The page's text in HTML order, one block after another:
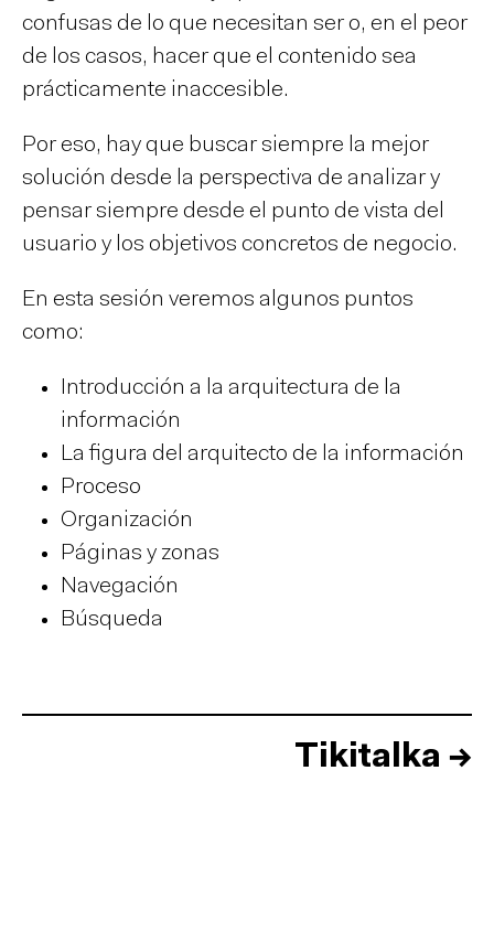
confusas de lo que necesitan ser o, en el peor
de los casos, hacer que el contenido sea
prácticamente inaccesible.
Por eso, hay que buscar siempre la mejor
solución desde la perspectiva de analizar y
pensar siempre desde el punto de vista del
usuario y los objetivos concretos de negocio.
En esta sesión veremos algunos puntos
como:
Introducción a la arquitectura de la
información
La figura del arquitecto de la información
Proceso
Organización
Páginas y zonas
Navegación
Búsqueda
Tikitalka →